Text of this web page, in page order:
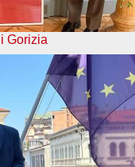
Gorizia